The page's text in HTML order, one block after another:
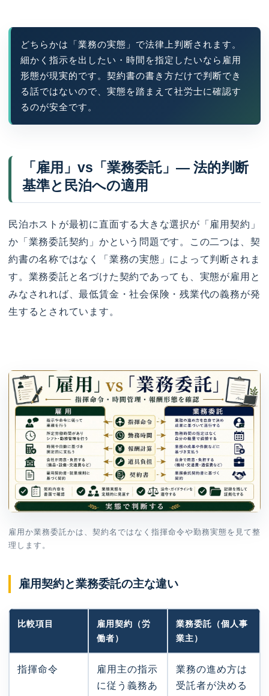
どちらかは「業務の実態」で法律上判断されます。
細かく指示を出したい・時間を指定したいなら雇用
形態が現実的です。契約書の書き方だけで判断でき
る話ではないので、実態を踏まえて社労士に確認す
るのが安全です。
「雇用」vs「業務委託」— 法的判断
基準と民泊への適用
民泊ホストが最初に直面する大きな選択が「雇用契約」
か「業務委託契約」かという問題です。この二つは、契
約書の名称ではなく「業務の実態」によって判断されま
す。業務委託と名づけた契約であっても、実態が雇用と
みなされれば、最低賃金・社会保険・残業代の義務が発
生するとされています。
雇用か業務委託かは、契約名ではなく指揮命令や勤務実態を見て整
理します。
雇用契約と業務委託の主な違い
比較項目
雇用契約（労
働者）
業務委託（個人事
業主）
指揮命令
雇用主の指示
に従う義務あ
業務の進め方は
受託者が決める